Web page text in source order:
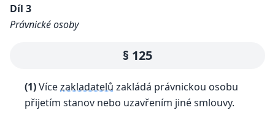
Díl 3
Právnické osoby
§ 125
(1)Vícezakladatelů zakládá právnickou osobu
přijetím stanov nebo uzavřením jiné smlouvy.